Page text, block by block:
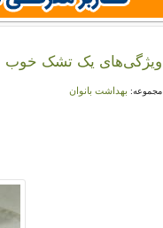
ویژگی‌های یک تشک خوب
مجموعه: بهداشت بانوان